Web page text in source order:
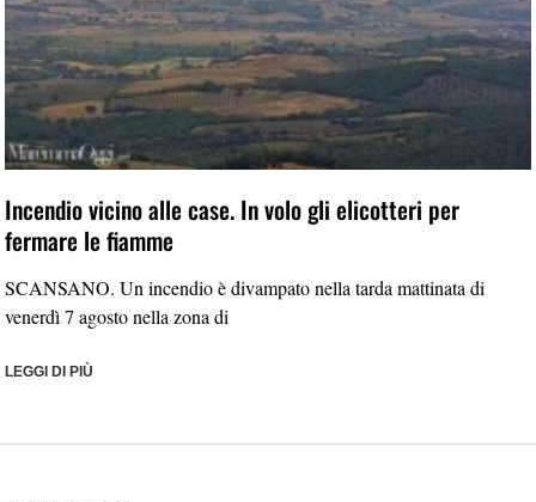
Incendio vicino alle case. In volo gli elicotteri per
fermare le fiamme
SCANSANO. Un incendio è divampato nella tarda mattinata di
venerdì 7 agosto nella zona di
LEGGI DI PIÙ